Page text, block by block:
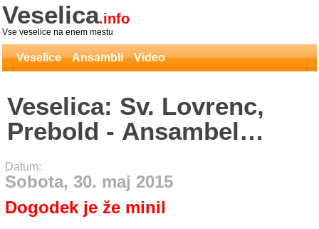
Veselica.info
Vse veselice na enem mestu
Veselice Ansambli Video
Veselica: Sv. Lovrenc,
Prebold - Ansambel
Banovšek
Datum:
Sobota, 30. maj 2015
Dogodek je že minil